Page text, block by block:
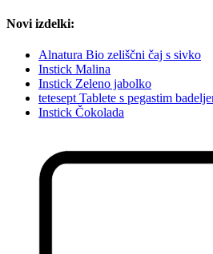
Novi izdelki:
Alnatura Bio zeliščni čaj s sivko
Instick Malina
Instick Zeleno jabolko
tetesept Tablete s pegastim
Instick Čokolada